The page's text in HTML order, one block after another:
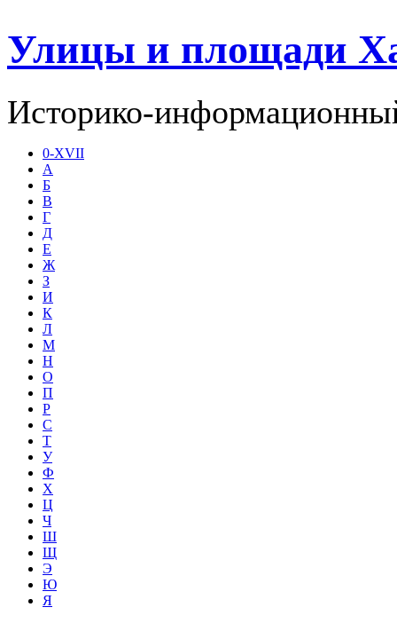
Улицы и площади
Историко-
0-XVII
А
Б
В
Г
Д
Е
Ж
З
И
К
Л
М
Н
О
П
Р
С
Т
У
Ф
Х
Ц
Ч
Ш
Щ
Э
Ю
Я